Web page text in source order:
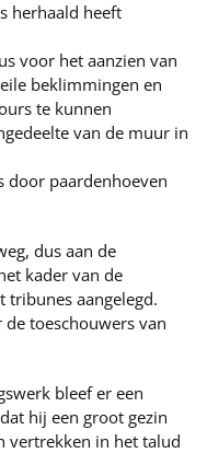
herhaald heeft
voor het aanzien van
beklimmingen en
te kunnen
van de muur in
door paardenhoeven
dus aan de
kader van de
tribunes aangelegd.
toeschouwers van
bleef er een
hij een groot gezin
vertrekken in het talud